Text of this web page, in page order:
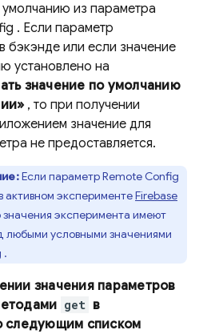
умолчанию из параметра
. Если параметр
бэкэнде или если значение
установлено на
значение по умолчанию
, то при получении
значение для
не предоставляется.
Если параметрRemote Config
активном экспериментеFirebase
значения эксперимента имеют
любыми условными значениями
.
значения параметров
get в
следующим списком